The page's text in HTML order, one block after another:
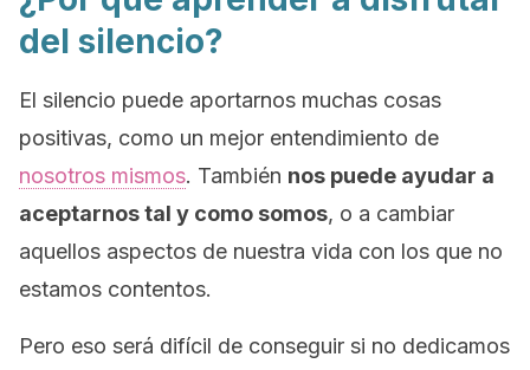
del silencio?
El silencio puede aportarnos muchas cosas
positivas, como un mejor entendimiento de
nosotros mismos. También nos puede ayudar a
aceptarnos tal y como somos, o a cambiar
aquellos aspectos de nuestra vida con los que no
estamos contentos.
Pero eso será difícil de conseguir si no dedicamos